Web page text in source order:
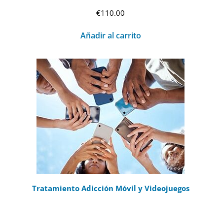
€110.00
Añadir al carrito
Tratamiento Adicción Móvil y Videojuegos